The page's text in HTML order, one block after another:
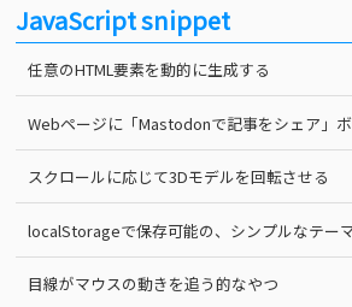
JavaScript snippet
任意のHTML要素を動的に生成する
Webページに「Mastodonで記事をシェア」
スクロールに応じて3Dモデルを回転させる
localStorageで保存可能の、シンプルなテー
目線がマウスの動きを追う的なやつ